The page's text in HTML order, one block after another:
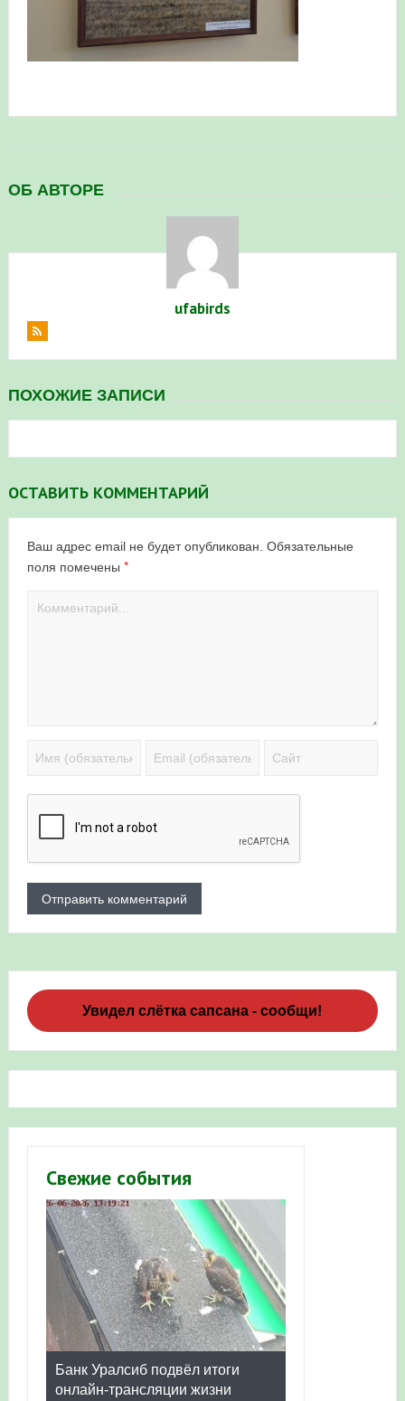
в Республике Башкортостан в 2026 году
ОБ АВТОРЕ
ufabirds
ПОХОЖИЕ ЗАПИСИ
ОСТАВИТЬ КОММЕНТАРИЙ
Ваш адрес email не будет опубликован. Обязательные
поля помечены *
Увидел слётка сапсана - сообщи!
Свежие события
Банк Уралсиб подвёл итоги
онлайн-трансляции жизни